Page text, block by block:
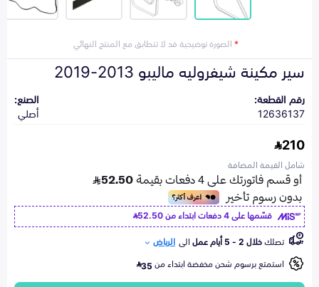
*الصورة توضيحية قد لا تتطابق مع المنتج النهائي
سير مكينة شيفروليه ماليبو 2013-2019
رقم القطعة:
12636137
الصنع:
أصلي
210
شامل القيمة المضافة
قسّمها على 4 دفعات ابتداء من
52.50
تصلكخلال 2 - 5 أيام عمل الى الرياض
استمتع برسوم شحن مخفضة ابتداء من35